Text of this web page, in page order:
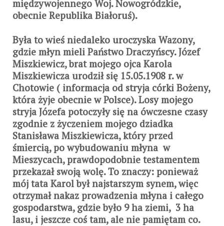
międzywojennego Woj. Nowogródzkie,
obecnie Republika Białoruś).
Była to wieś niedaleko uroczyska Wazony,
gdzie młyn mieli Państwo Draczyńscy. Józef
Miszkiewicz, brat mojego ojca Karola
Miszkiewicza urodził się 15.05.1908 r. w
Chotowie ( informacja od stryja córki Bożeny,
która żyje obecnie w Polsce). Losy mojego
stryja Józefa potoczyły się na ówczesne czasy
zgodnie z życzeniem mojego dziadka
Stanisława Miszkiewicza, który przed
śmiercią, po wybudowaniu młyna w
Mieszycach, prawdopodobnie testamentem
przekazał swoją wolę. To znaczy: ponieważ
mój tata Karol był najstarszym synem, więc
otrzymał nakaz prowadzenia młyna i całego
gospodarstwa, gdzie było 9 ha ziemi, 3 ha
lasu, i jeszcze coś tam, ale nie pamiętam co.